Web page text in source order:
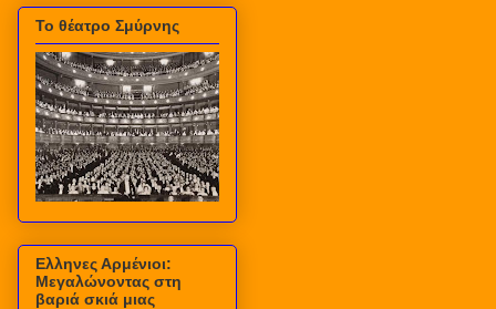
Το θέατρο Σμύρνης
Ελληνες Αρμένιοι:
Μεγαλώνοντας στη
βαριά σκιά μιας